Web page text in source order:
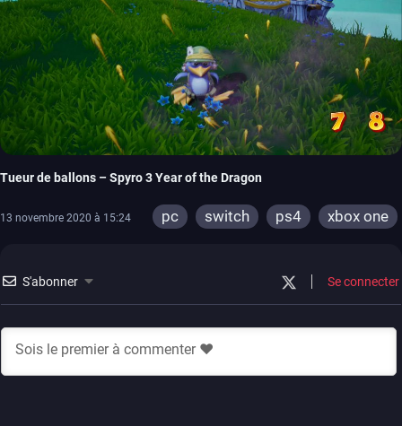
Tueur de ballons – Spyro 3 Year of the Dragon
13 novembre 2020 à 15:24 pc switch ps4 xbox one
S'abonner Se connecter